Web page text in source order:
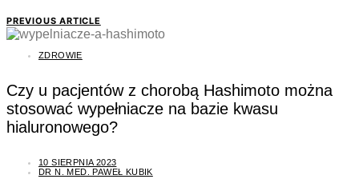
PREVIOUS ARTICLE
ZDROWIE
Czy u pacjentów z chorobą Hashimoto można
stosować wypełniacze na bazie kwasu
hialuronowego?
10 SIERPNIA 2023
DR N. MED. PAWEŁ KUBIK